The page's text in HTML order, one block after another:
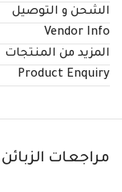
الشحن و التوصيل
Vendor Info
المزيد من المنتجات
Product Enquiry
مراجعات الزبائن